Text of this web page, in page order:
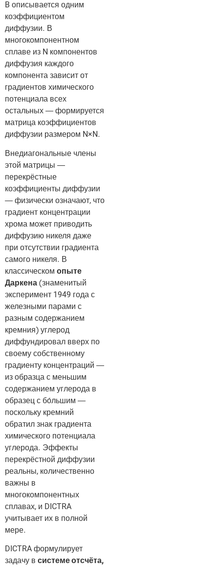
B описывается одним
коэффициентом
диффузии. В
многокомпонентном
сплаве из N компонентов
диффузия каждого
компонента зависит от
градиентов химического
потенциала всех
остальных — формируется
матрица коэффициентов
диффузии размером N×N.
Внедиагональные члены
этой матрицы —
перекрёстные
коэффициенты диффузии
— физически означают, что
градиент концентрации
хрома может приводить
диффузию никеля даже
при отсутствии градиента
самого никеля. В
классическом опыте
Даркена (знаменитый
эксперимент 1949 года с
железными парами с
разным содержанием
кремния) углерод
диффундировал вверх по
своему собственному
градиенту концентраций —
из образца с меньшим
содержанием углерода в
образец с бо́льшим —
поскольку кремний
обратил знак градиента
химического потенциала
углерода. Эффекты
перекрёстной диффузии
реальны, количественно
важны в
многокомпонентных
сплавах, и DICTRA
учитывает их в полной
мере.
DICTRA формулирует
задачу в системе отсчёта,